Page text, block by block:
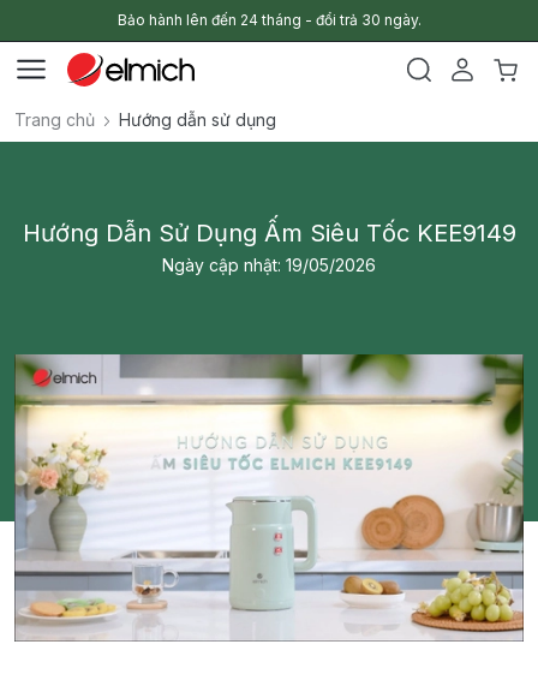
Bảo hành lên đến 24 tháng - đổi trả 30 ngày.
Trang chủ Hướng dẫn sử dụng
Hướng Dẫn Sử Dụng Ấm Siêu Tốc KEE9149
Ngày cập nhật: 19/05/2026